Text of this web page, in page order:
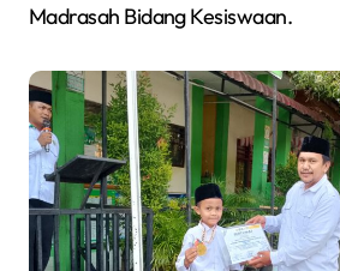
Madrasah Bidang Kesiswaan.